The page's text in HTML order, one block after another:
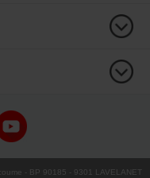
- BP 90185 - 9301 LAVELANET